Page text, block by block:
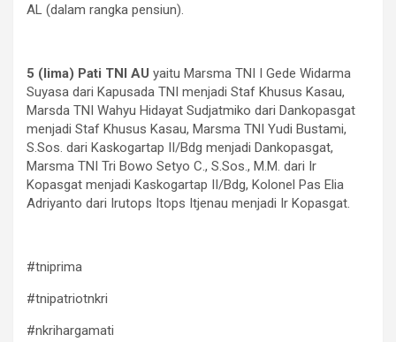
AL (dalam rangka pensiun).
5 (lima) Pati TNI AU yaitu Marsma TNI I Gede Widarma
Suyasa dari Kapusada TNI menjadi Staf Khusus Kasau,
Marsda TNI Wahyu Hidayat Sudjatmiko dari Dankopasgat
menjadi Staf Khusus Kasau, Marsma TNI Yudi Bustami,
S.Sos. dari Kaskogartap II/Bdg menjadi Dankopasgat,
Marsma TNI Tri Bowo Setyo C., S.Sos., M.M. dari Ir
Kopasgat menjadi Kaskogartap II/Bdg, Kolonel Pas Elia
Adriyanto dari Irutops Itops Itjenau menjadi Ir Kopasgat.
#tniprima
#tnipatriotnkri
#nkrihargamati